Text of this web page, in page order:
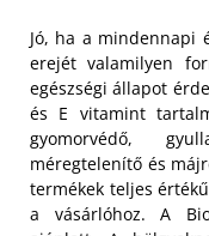
Jó, ha a mindennapi
erejét valamilyen
egészségi állapot
és E vitamint
gyomorvédő,
méregtelenítő és
termékek teljes
a vásárlóhoz. A